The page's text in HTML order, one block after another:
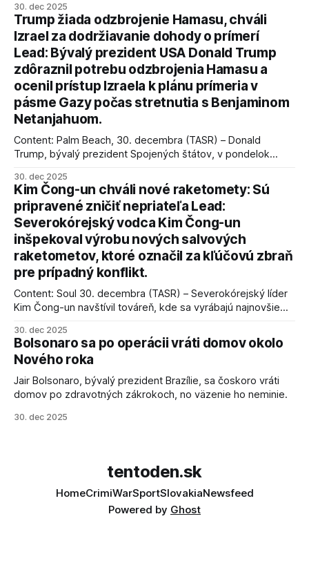
30. dec 2025
Trump žiada odzbrojenie Hamasu, chváli
Izrael za dodržiavanie dohody o prímerí
Lead: Bývalý prezident USA Donald Trump
zdôraznil potrebu odzbrojenia Hamasu a
ocenil prístup Izraela k plánu prímeria v
pásme Gazy počas stretnutia s Benjaminom
Netanjahuom.
Content: Palm Beach, 30. decembra (TASR) – Donald
Trump, bývalý prezident Spojených štátov, v pondelok
kľúčové pre úspešné dosiahnutie prímeria v Gaze. Agentúra
AFP informuje, že Trump vyjadril presvedčenie, že Izrael plní
podmienky dohody o prí
30. dec 2025
Kim Čong-un chváli nové raketomety: Sú
pripravené zničiť nepriateľa Lead:
Severokórejský vodca Kim Čong-un
inšpekoval výrobu nových salvových
raketometov, ktoré označil za kľúčovú zbraň
pre prípadný konflikt.
Content: Soul 30. decembra (TASR) – Severokórejský líder
Kim Čong-un navštívil továreň, kde sa vyrábajú najnovšie
schopnosti. Informovali o tom štátne médiá KĽDR, na ktoré
sa odvoláva agentúra AFP.
30. dec 2025
Bolsonaro sa po operácii vráti domov okolo
Nového roka
Jair Bolsonaro, bývalý prezident Brazílie, sa čoskoro vráti
domov po zdravotných zákrokoch, no väzenie ho neminie.
30. dec 2025
tentoden.sk
HomeCrimiWarSportSlovakiaNewsfeed
Powered by Ghost